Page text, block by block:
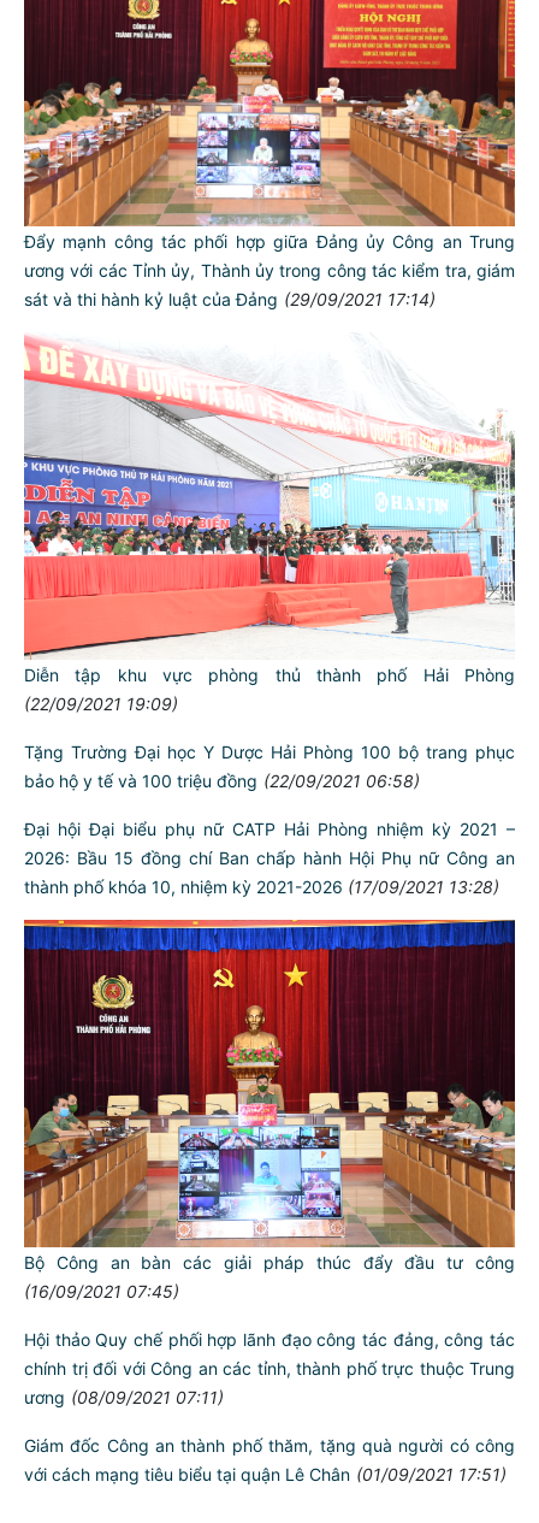
Đẩy mạnh công tác phối hợp giữa Đảng ủy Công an Trung
ương với các Tỉnh ủy, Thành ủy trong công tác kiểm tra, giám
sát và thi hành kỷ luật của Đảng (29/09/2021 17:14)
Diễn tập khu vực phòng thủ thành phố Hải Phòng
(22/09/2021 19:09)
Tặng Trường Đại học Y Dược Hải Phòng 100 bộ trang phục
bảo hộ y tế và 100 triệu đồng (22/09/2021 06:58)
Đại hội Đại biểu phụ nữ CATP Hải Phòng nhiệm kỳ 2021 –
2026: Bầu 15 đồng chí Ban chấp hành Hội Phụ nữ Công an
thành phố khóa 10, nhiệm kỳ 2021-2026(17/09/2021 13:28)